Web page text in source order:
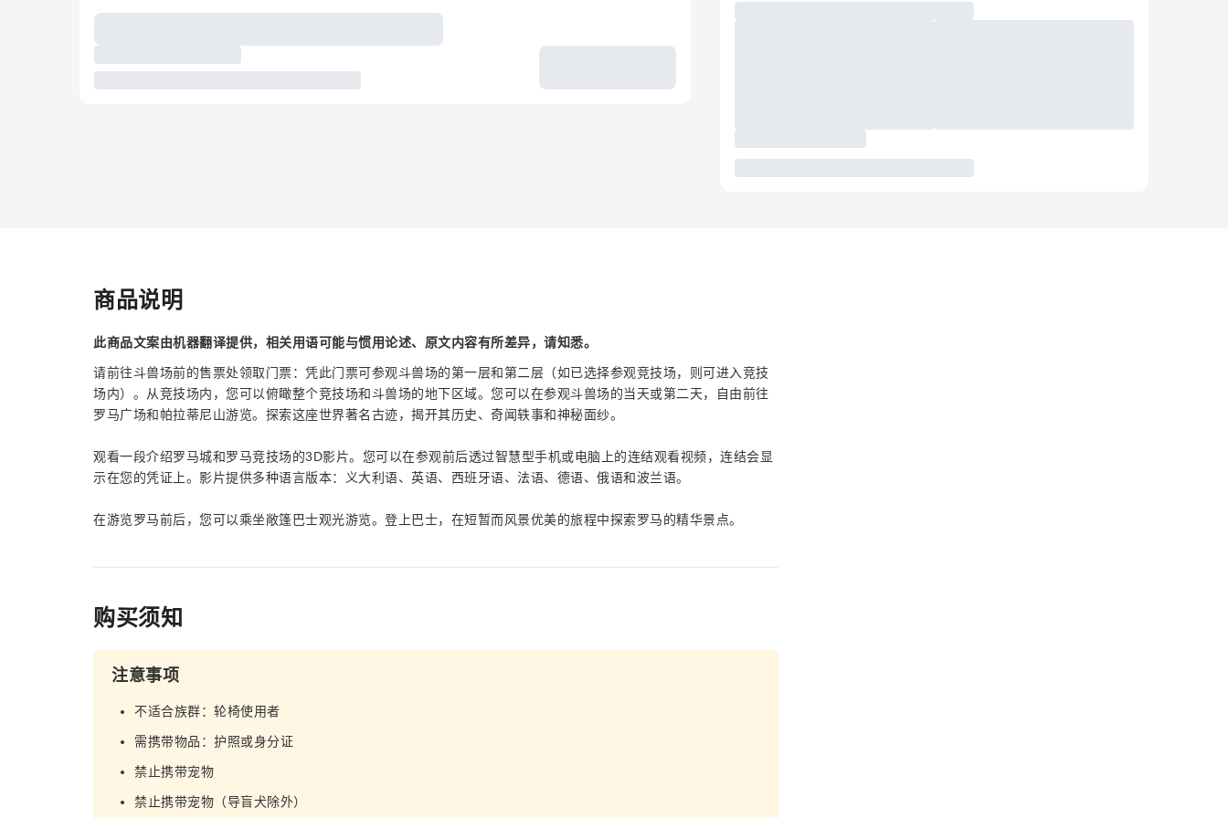
商品说明
此商品文案由机器翻译提供，相关用语可能与惯用论述、原文内容有所差异，请知悉。
请前往斗兽场前的售票处领取门票：凭此门票可参观斗兽场的第一层和第二层（如已选择参观竞技场，则可进入竞技
场内）。从竞技场内，您可以俯瞰整个竞技场和斗兽场的地下区域。您可以在参观斗兽场的当天或第二天，自由前往
罗马广场和帕拉蒂尼山游览。探索这座世界著名古迹，揭开其历史、奇闻轶事和神秘面纱。
观看一段介绍罗马城和罗马竞技场的3D影片。您可以在参观前后透过智慧型手机或电脑上的连结观看视频，连结会显
示在您的凭证上。影片提供多种语言版本：义大利语、英语、西班牙语、法语、德语、俄语和波兰语。
在游览罗马前后，您可以乘坐敞篷巴士观光游览。登上巴士，在短暂而风景优美的旅程中探索罗马的精华景点。
购买须知
注意事项
不适合族群：轮椅使用者
需携带物品：护照或身分证
禁止携带宠物
禁止携带宠物（导盲犬除外）